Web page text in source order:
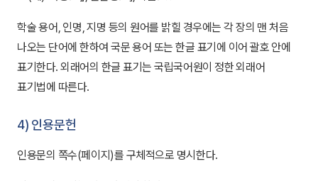
학술 용어, 인명, 지명 등의 원어를 밝힐 경우에는 각 장의 맨 처음
나오는 단어에 한하여 국문 용어 또는 한글 표기에 이어 괄호 안에
표기한다. 외래어의 한글 표기는 국립국어원이 정한 외래어
표기법에 따른다.
4) 인용문헌
인용문의 쪽수(페이지)를 구체적으로 명시한다.